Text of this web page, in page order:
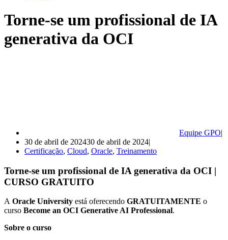
Torne-se um profissional de IA
generativa da OCI
Equipe GPO
30 de abril de 202430 de abril de 2024
Certificação, Cloud, Oracle, Treinamento
Torne-se um profissional de IA generativa da OCI |
CURSO GRATUITO
A Oracle University está oferecendo GRATUITAMENTE o
curso Become an OCI Generative AI Professional.
Sobre o curso